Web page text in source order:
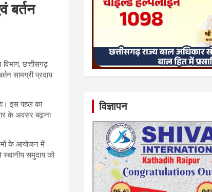
बर्तन
छत्तीसगढ़
सामग्री प्रदाय
इस पहल का
के अवसर बढ़ाना
के आयोजन में
समुदाय को
विज्ञापन